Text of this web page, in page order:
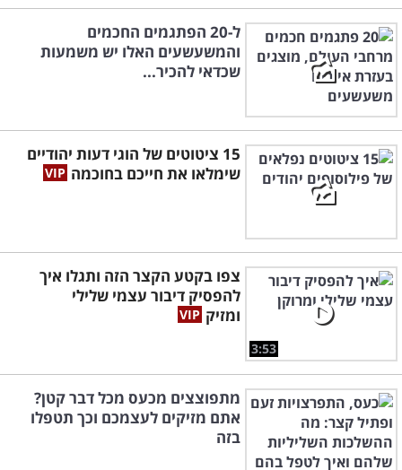
ל-20 הפתגמים החכמים
והמשעשעים האלו יש משמעות
שכדאי להכיר...
15 ציטוטים של הוגי דעות יהודיים
שימלאו את חייכם בחוכמה
3:53
צפו בקטע הקצר הזה ותגלו איך
להפסיק דיבור עצמי שלילי
ומזיק
מתפוצצים מכעס מכל דבר קטן?
אתם מזיקים לעצמכם וכך תטפלו
בזה